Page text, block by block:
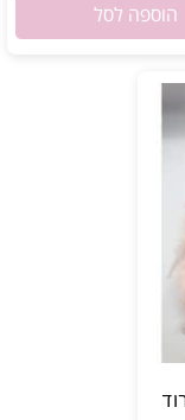
הוספה לסל